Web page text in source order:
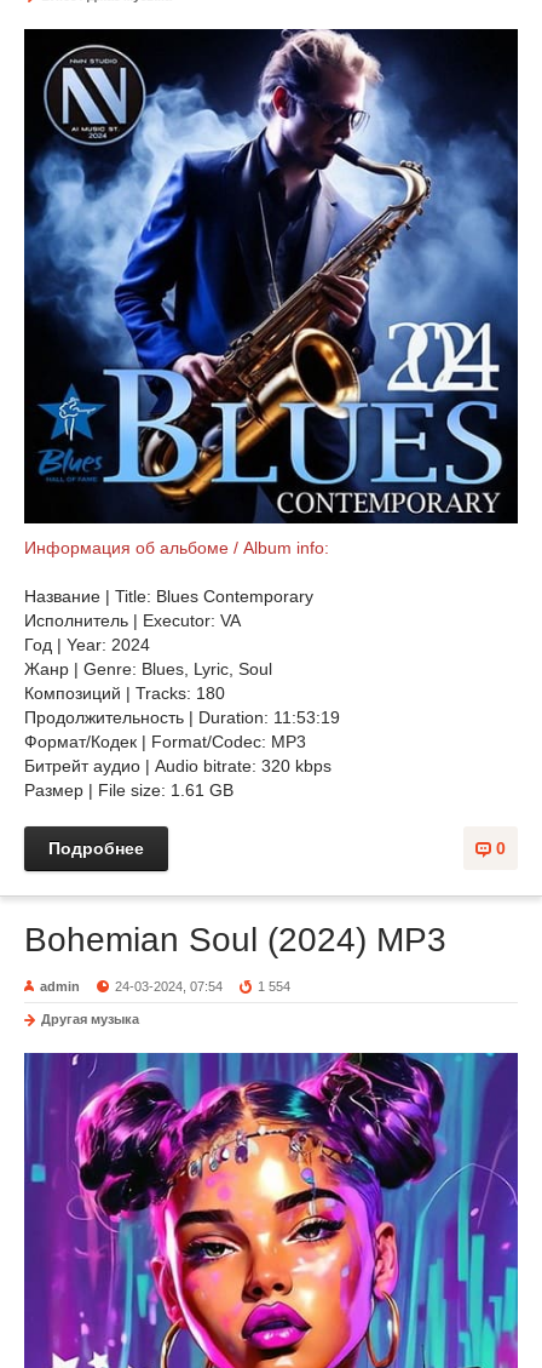
Информация об альбоме / Album info:
Название | Title: Blues Contemporary
Исполнитель | Executor: VA
Год | Year: 2024
Жанр | Genre: Blues, Lyric, Soul
Композиций | Tracks: 180
Продолжительность | Duration: 11:53:19
Формат/Кодек | Format/Codec: MP3
Битрейт аудио | Audio bitrate: 320 kbps
Размер | File size: 1.61 GB
0
Подробнее
Bohemian Soul (2024) MP3
admin 24-03-2024, 07:54 1 554
Другая музыка